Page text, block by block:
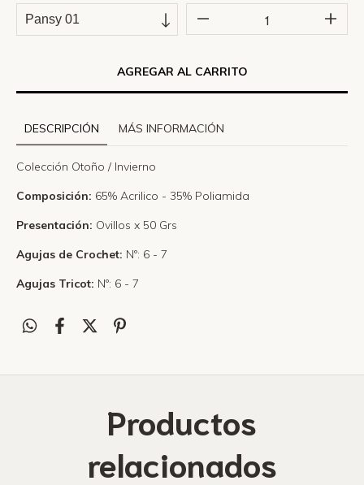
DESCRIPCIÓN MÁS INFORMACIÓN
Colección Otoño / Invierno
Composición: 65% Acrilico - 35% Poliamida
Presentación: Ovillos x 50 Grs
Agujas de Crochet: Nº: 6 - 7
Agujas Tricot: Nº: 6 - 7
Productos
relacionados